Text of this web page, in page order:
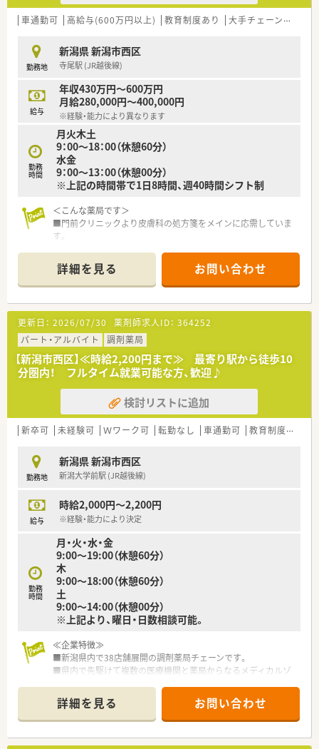
＜こんな企業です＞
です。
■薬局事業をはじめ、開業支援等、様々な事業展開を行っていま
す。
■機械化にも力をいれており、最新機材の導入を積極的に進めて
います。
監査システム等も最新機材を導入しており、リスクマネジメン
トもしっかりしています。
■20～30代の若手社員が活躍しており、若いうちから管理職を
任せてもらえる環境が整っています。
■総合病院門前、クリニック門前、医療モールを4：5：1程度の割
合で店舗展開しており、バランスよく経験を積むことができま
す。
車通勤可 高給与(600万円以上) 教育制度あり 大手チェーン以外
勤務地
新潟県 新潟市西区
寺尾駅 (JR越後線)
給与
年収430万円～600万円
月給280,000円～400,000円
※経験・能力により異なります
勤務
時間
月火木土
9：00～18：00（休憩60分）
水金
9：00～13：00（休憩00分）
※上記の時間帯で1日8時間、週40時間シフト制
＜こんな薬局です＞
■門前クリニックより皮膚科の処方箋をメインに応需していま
す。
■薬剤師が3名在籍しておりますので、サポートし合いながら勤
務頂くことができます。
■内装は温かい木の雰囲気があり、患者様にも落ち着いてお待ち
頂けます。
■車で亀貝I.Cを下りて5分！大堀幹線沿いにございます。
■クリニックとは隣接しており、患者様が来局しやすい立地で
す。
■駐車場は広く、患者様にも従業員にも大変便利です。
＜教育ノウハウ◎育成に力を入れています＞
■新卒採用を行ってるため、教育ノウハウの高い企業です。
■薬剤師基礎研修～店舗研修をベースとし、ワークショップやメ
ンター制度など、新人社員の育成を支援する制度を取り入れてい
ます。
多様な経験を積むことができます。
＜こんな企業です＞
です。
■薬局事業をはじめ、開業支援等、様々な事業展開を行っていま
■機械化にも力をいれており、最新機材の導入を積極的に進めて
います。
監査システム等も最新機材を導入しており、リスクマネジメン
トもしっかりしています。
■20～30代の若手社員が活躍しており、若いうちから管理職を
任せてもらえる環境が整っています。
■総合病院門前、クリニック門前、医療モールを4：5：1程度の割
す。
詳細を見る お問い合わせ
更新日： 2026/07/30 薬剤師求人ID： 364252
パート・アルバイト
調剤薬局
【新潟市西区】≪時給2,200円まで≫ 最寄り駅から徒歩10
分圏内！ フルタイム就業可能な方、歓迎♪
検討リストに追加
新卒可 未経験可 Ｗワーク可 転勤なし 車通勤可 教育制度あり
勤務地
新潟県 新潟市西区
新潟大学前駅 (JR越後線)
給与
時給2,000円～2,200円
※経験・能力により決定
勤務
時間
月・火・水・金
9:00～19:00（休憩60分）
木
9:00〜18:00（休憩60分）
土
9:00〜14:00（休憩00分）
※上記より、曜日・日数相談可能。
≪企業特徴≫
■新潟県内で38店舗展開の調剤薬局チェーンです。
■県内で先駆けて複数の医療機関と薬局からなるメディカルゾ
■今後も更なる店舗出店を計画中です。
■成長企業でスキルアップ＆キャリアアップ叶います。
■業界内でも高給与水準で、スキル経験に応じて年収600万円も
目指せます！
詳細を見る お問い合わせ